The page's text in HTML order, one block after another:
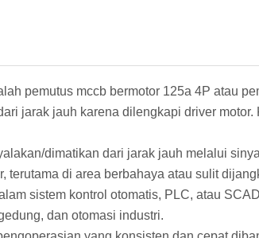
pemutus mccb bermotor 125a 4P atau
jarak jauh karena dilengkapi driver
dimatikan dari jarak jauh melalui
terutama di area berbahaya atau sulit
sistem kontrol otomatis, PLC, atau
dan otomasi industri.